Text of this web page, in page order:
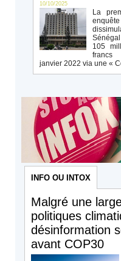
10/10/2025
La
105
francs
janvier 2022 via une «
INFO OU INTOX
Malgré une
politiques
désinformation
avant COP30